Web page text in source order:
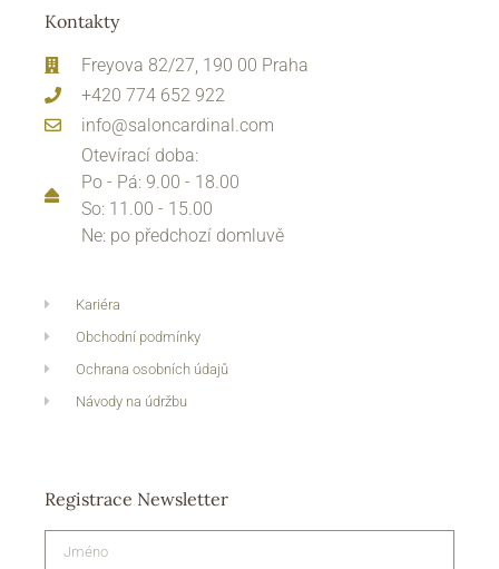
Kontakty
Freyova 82/27, 190 00 Praha
+420 774 652 922
info@saloncardinal.com
Otevírací doba:
Po - Pá: 9.00 - 18.00
So: 11.00 - 15.00
Ne: po předchozí domluvě
Kariéra
Obchodní podmínky
Ochrana osobních údajů
Návody na údržbu
Registrace Newsletter